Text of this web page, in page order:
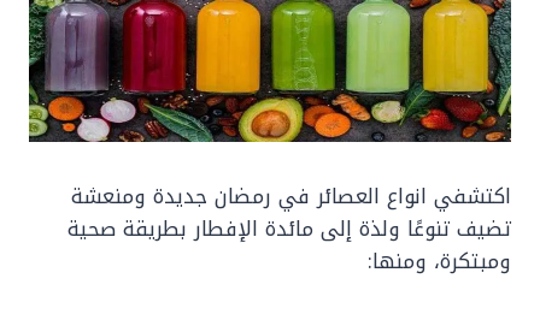
اكتشفي انواع العصائر في رمضان جديدة ومنعشة
تضيف تنوعًا ولذة إلى مائدة الإفطار بطريقة صحية
ومبتكرة، ومنها: